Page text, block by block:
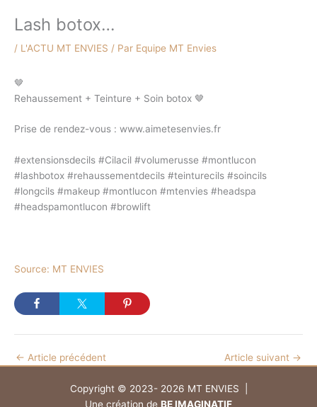
Lash botox…
/ L'ACTU MT ENVIES / Par Equipe MT Envies
🤎
Rehaussement + Teinture + Soin botox 🤎
Prise de rendez-vous : www.aimetesenvies.fr
#extensionsdecils #Cilacil #volumerusse #montlucon
#lashbotox #rehaussementdecils #teinturecils #soincils
#longcils #makeup #montlucon #mtenvies #headspa
#headspamontlucon #browlift
Source: MT ENVIES
← Article précédent Article suivant →
Copyright © 2023- 2026 MT ENVIES
Une création de BE IMAGINATIF